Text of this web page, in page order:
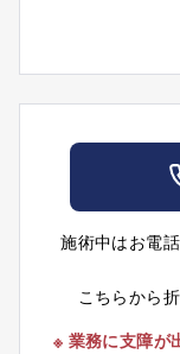
施術中はお電
こちらから
※ 業務に支障が